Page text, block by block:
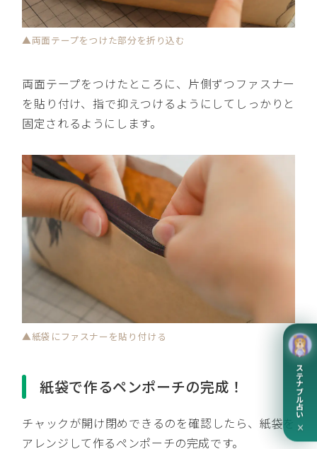
▲両面テープをつけた部分を折り込む
両面テープをつけたところに、片側ずつファスナー
を貼り付け、指で抑えつけるようにしてしっかりと
固定されるようにします。
▲紙袋にファスナーを貼り付ける
紙袋で作るペンポーチの完成！
チャックが開け閉めできるのを確認したら、紙袋を
アレンジして作るペンポーチの完成です。
サステナブル占い
×